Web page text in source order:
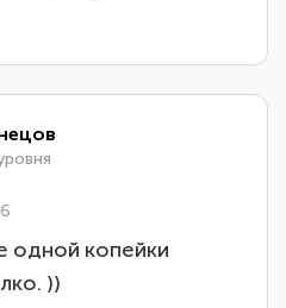
одной копейки
))